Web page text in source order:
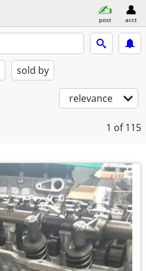
post acct
sold by
relevance
1 of 115